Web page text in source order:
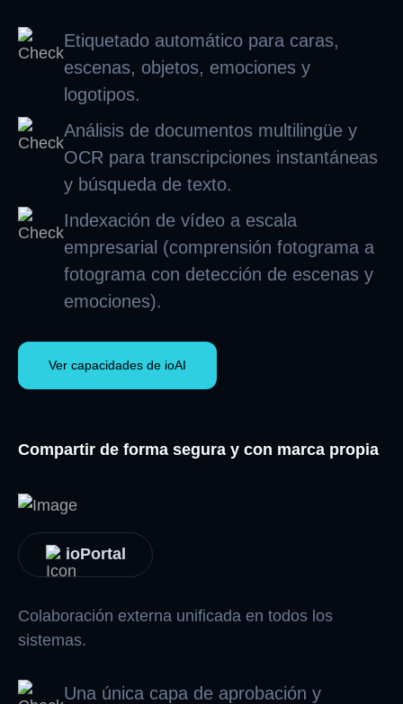
Etiquetado automático para caras,
escenas, objetos, emociones y
logotipos.
Análisis de documentos multilingüe y
OCR para transcripciones instantáneas
y búsqueda de texto.
Indexación de vídeo a escala
empresarial (comprensión fotograma a
fotograma con detección de escenas y
emociones).
Ver capacidades de ioAI
ioPortal
Colaboración externa unificada en todos los
sistemas.
Una única capa de aprobación y
Compartir de forma segura y con marca propia